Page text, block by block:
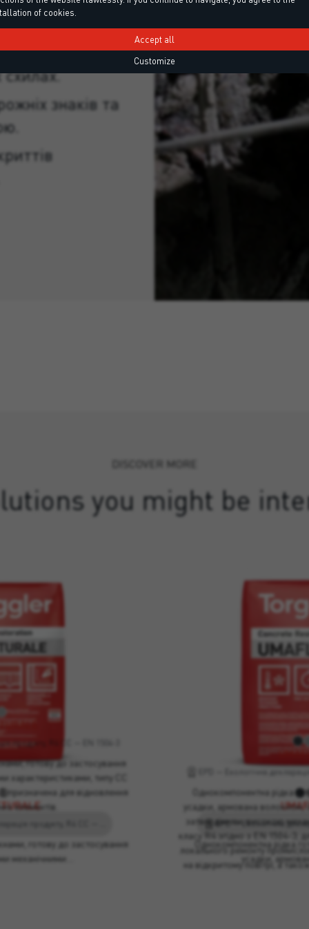
колодязів
схилах.
знаків та
DISCOVER MORE
you might be
готову до застосування
механічними…
готову до застосування
характеристиками, типу CC
призначена для відновлення
елементів.
Однокомпонентна рідка
усадки,
Однокомпонентна рідка
усадки, армована
затвердінням, високою
класу R4 згідно з EN 1504-3,
локального ремонту
на відкритому повітрі, а
of cookies.
Accept all
Customize